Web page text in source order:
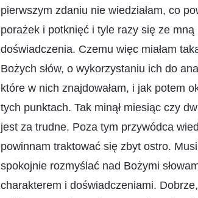
pierwszym zdaniu nie wiedziałam, co
porażek i potknięć i tyle razy się ze
doświadczenia. Czemu więc miałam
Bożych słów, o wykorzystaniu ich do
które w nich znajdowałam, i jak potem
tych punktach. Tak minął miesiąc czy
jest za trudne. Poza tym przywódca
powinnam traktować się zbyt ostro.
spokojnie rozmyślać nad Bożymi
charakterem i doświadczeniami.